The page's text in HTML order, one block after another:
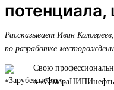
Рассказывает Иван
по разработке
Свою
в